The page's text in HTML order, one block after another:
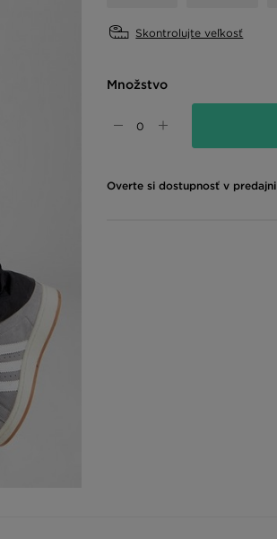
Skontrolujte veľkosť
Množstvo
Overte si dostupnosť v predajni